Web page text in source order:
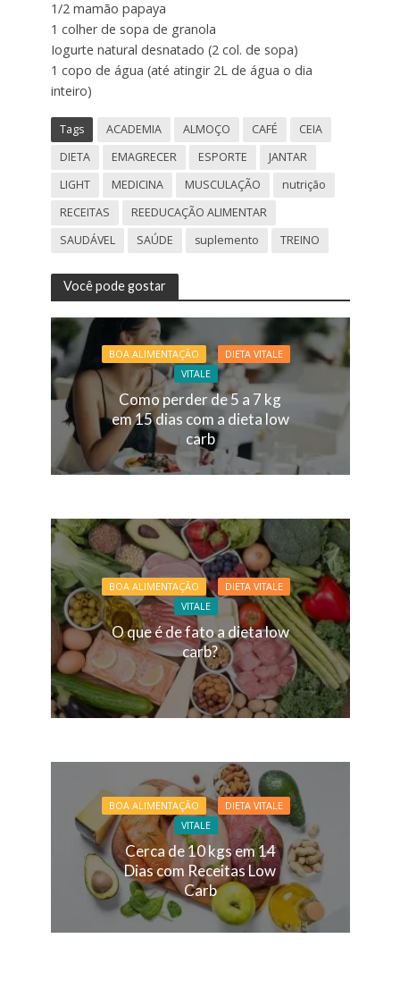
1/2 mamão papaya
1 colher de sopa de granola
Iogurte natural desnatado (2 col. de sopa)
1 copo de água (até atingir 2L de água o dia
inteiro)
Tags ACADEMIA ALMOÇO CAFÉ
CEIA
DIETA
EMAGRECER ESPORTE
JANTAR
LIGHT
MEDICINA MUSCULAÇÃO
nutrição
RECEITAS
REEDUCAÇÃO ALIMENTAR
SAUDÁVEL
SAÚDE suplemento TREINO
Você pode gostar
BOA ALIMENTAÇÃO
DIETA VITALE
VITALE
Como perder de 5 a 7 kg
em 15 dias com a dieta low
carb
BOA ALIMENTAÇÃO
DIETA VITALE
VITALE
O que é de fato a dieta low
carb?
BOA ALIMENTAÇÃO
DIETA VITALE
VITALE
Cerca de 10 kgs em 14
Dias com Receitas Low
Carb